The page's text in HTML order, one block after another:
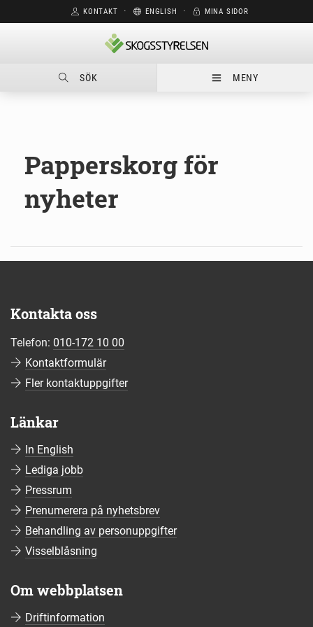
KONTAKT ⋅ ENGLISH ⋅ MINA SIDOR
SÖK MENY
Papperskorg för
nyheter
Kontakta oss
Telefon: 010-172 10 00
Kontaktformulär
Fler kontaktuppgifter
Länkar
In English
Lediga jobb
Pressrum
Prenumerera på nyhetsbrev
Behandling av personuppgifter
Visselblåsning
Om webbplatsen
Driftinformation